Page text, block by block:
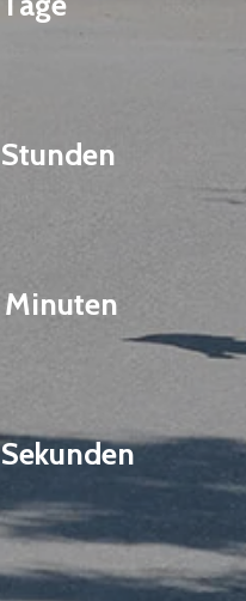
Stunden
Minuten
Sekunden